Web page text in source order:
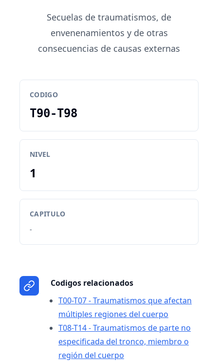
Secuelas de traumatismos, de
envenenamientos y de otras
consecuencias de causas externas
CODIGO
T90-T98
NIVEL
1
CAPITULO
-
Codigos relacionados
T00-T07 - Traumatismos que afectan
múltiples regiones del cuerpo
T08-T14 - Traumatismos de parte no
especificada del tronco, miembro o
región del cuerpo